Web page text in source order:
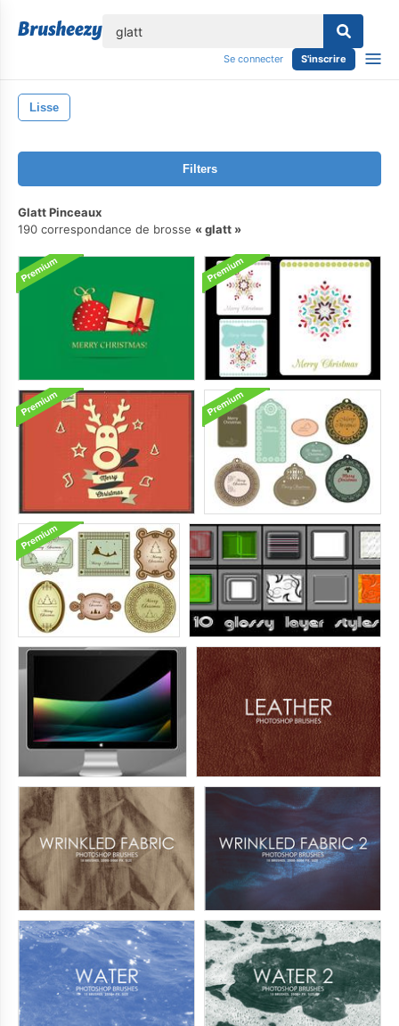
Se connecter S'inscrire
Lisse
Filters
Glatt Pinceaux
190 correspondance de brosse
glatt